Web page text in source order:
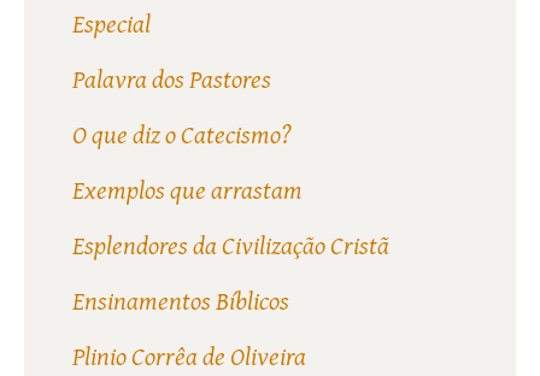
Especial
Palavra dos Pastores
O que diz o Catecismo?
Exemplos que arrastam
Esplendores da Civilização Cristã
Ensinamentos Bíblicos
Plinio Corrêa de Oliveira